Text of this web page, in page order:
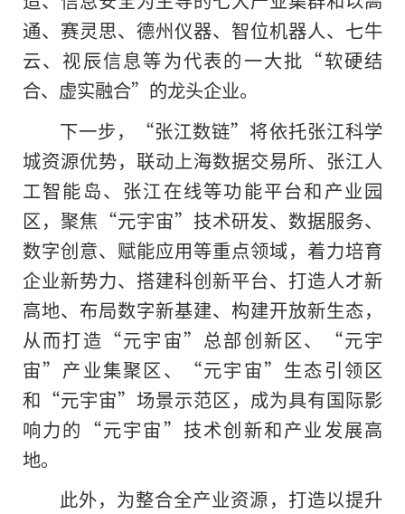
通、赛灵思、德州仪器、智位机器人、七牛
云、视辰信息等为代表的一大批“软硬结
合、虚实融合”的龙头企业。
下一步，“张江数链”将依托张江科学
城资源优势，联动上海数据交易所、张江人
工智能岛、张江在线等功能平台和产业园
区，聚焦“元宇宙”技术研发、数据服务、
数字创意、赋能应用等重点领域，着力培育
企业新势力、搭建科创新平台、打造人才新
高地、布局数字新基建、构建开放新生态，
从而打造“元宇宙”总部创新区、“元宇
宙”产业集聚区、“元宇宙”生态引领区
和“元宇宙”场景示范区，成为具有国际影
响力的“元宇宙”技术创新和产业发展高
地。
此外，为整合全产业资源，打造以提升